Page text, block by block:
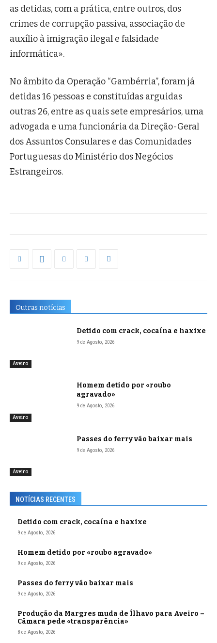
as detidas, com a prática, entre outros, dos
crimes de corrupção passiva, associação de
auxílio à imigração ilegal e falsidade
informática».
No âmbito da Operação “Gambérria”, foram já
detidas 16 pessoas e constituídas arguidas
outras 26, entre as quais sete empresários, uma
advogada e uma funcionária da Direção-Geral
dos Assuntos Consulares e das Comunidades
Portuguesas do Ministério dos Negócios
Estrangeiros.
Outras notícias
Aveiro
Detido com crack, cocaína e haxixe
9 de Agosto, 2026
Aveiro
Homem detido por «roubo
agravado»
9 de Agosto, 2026
Aveiro
Passes do ferry vão baixar mais
9 de Agosto, 2026
NOTÍCIAS RECENTES
Detido com crack, cocaína e haxixe
9 de Agosto, 2026
Homem detido por «roubo agravado»
9 de Agosto, 2026
Passes do ferry vão baixar mais
9 de Agosto, 2026
Produção da Margres muda de Ílhavo para Aveiro –
Câmara pede «transparência»
8 de Agosto, 2026